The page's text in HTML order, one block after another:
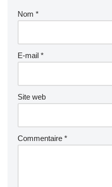
Nom *
E-mail *
Site web
Commentaire *